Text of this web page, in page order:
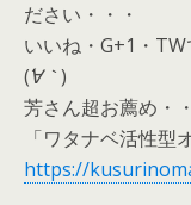
ださい・・・
いいね・G+1・TW
(´∀｀)
芳さん超お薦め・
「ワタナベ活性型
https://